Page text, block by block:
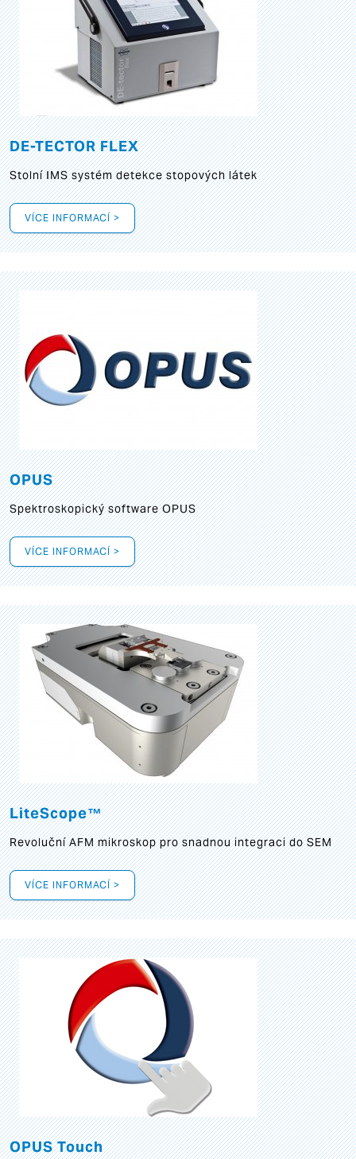
DE-TECTOR FLEX
Stolní IMS systém detekce stopových látek
VÍCE INFORMACÍ >
OPUS
Spektroskopický software OPUS
VÍCE INFORMACÍ >
LiteScope™
Revoluční AFM mikroskop pro snadnou integraci do SEM
VÍCE INFORMACÍ >
OPUS Touch